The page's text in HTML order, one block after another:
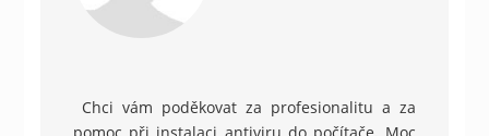
Chci vám poděkovat za profesionalitu a za